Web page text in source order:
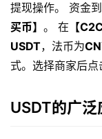
提现操作。 资金
买币】 。 在 【
USDT，法币为
式。选择商家后点
USDT的广泛